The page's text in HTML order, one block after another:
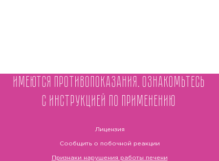
Имеются противопоказания. Ознакомьтесь
с инструкцией по применению
Лицензия
Сообщить о побочной реакции
Признаки нарушения работы печени